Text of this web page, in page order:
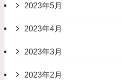
2023年5月
2023年4月
2023年3月
2023年2月